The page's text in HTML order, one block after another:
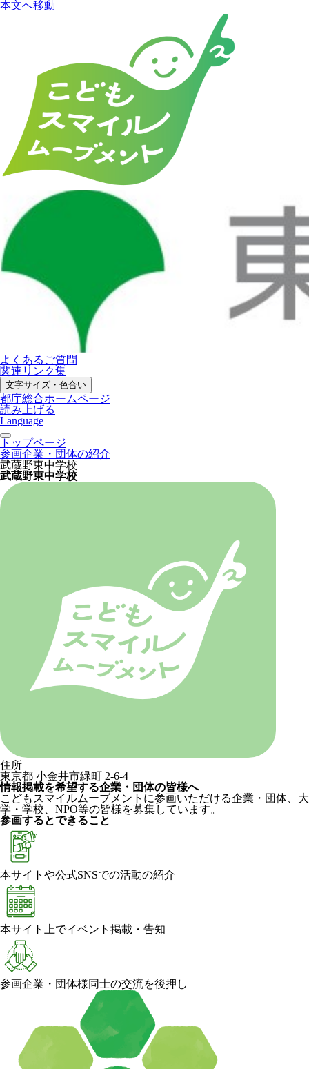
本文へ移動
よくあるご質問
関連リンク集
文字サイズ・色合い
都庁総合ホームページ
読み上げる
Language
トップページ
参画企業・団体の紹介
武蔵野東中学校
武蔵野東中学校
住所
東京都 小金井市緑町 2-6-4
情報掲載を希望する企業・団体の皆様へ
こどもスマイルムーブメントに参画いただける企業・団体、大
学・学校、NPO等の皆様を募集しています。
参画するとできること
本サイトや公式SNSでの活動の紹介
本サイト上でイベント掲載・告知
参画企業・団体様同士の交流を後押し